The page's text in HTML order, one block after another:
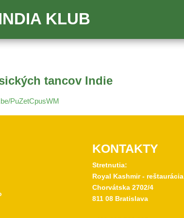
KLUB
tancov Indie
PuZetCpusWM
KONTAKTY
Stretnutia:
Royal Kashmir - reštaurácia
Chorvátska 2702/4
811 08 Bratislava